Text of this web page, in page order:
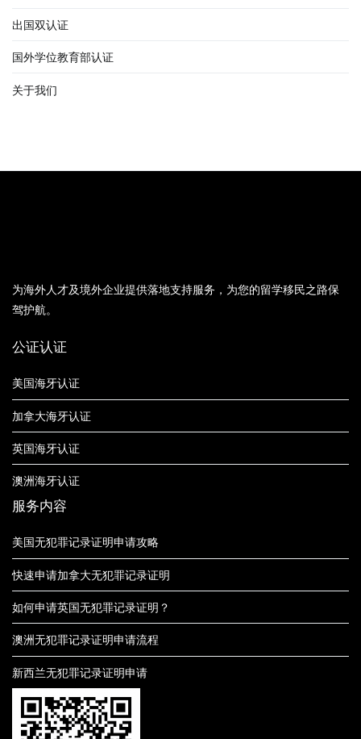
出国双认证
国外学位教育部认证
关于我们
为海外人才及境外企业提供落地支持服务，为您的留学移民之路保
驾护航。
公证认证
美国海牙认证
加拿大海牙认证
英国海牙认证
澳洲海牙认证
服务内容
美国无犯罪记录证明申请攻略
快速申请加拿大无犯罪记录证明
如何申请英国无犯罪记录证明？
澳洲无犯罪记录证明申请流程
新西兰无犯罪记录证明申请